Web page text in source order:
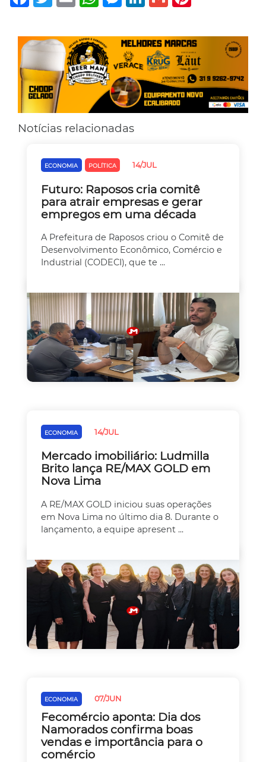
Notícias relacionadas
ECONOMIA POLÍTICA 14/JUL
Futuro: Raposos cria comitê
para atrair empresas e gerar
empregos em uma década
A Prefeitura de Raposos criou o Comitê de
Desenvolvimento Econômico, Comércio e
Industrial (CODECI), que te ...
ECONOMIA 14/JUL
Mercado imobiliário: Ludmilla
Brito lança RE/MAX GOLD em
Nova Lima
A RE/MAX GOLD iniciou suas operações
em Nova Lima no último dia 8. Durante o
lançamento, a equipe apresent ...
ECONOMIA 07/JUN
Fecomércio aponta: Dia dos
Namorados confirma boas
vendas e importância para o
comércio